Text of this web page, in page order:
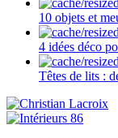
10 objets et
4 idées déco
Têtes de lits :